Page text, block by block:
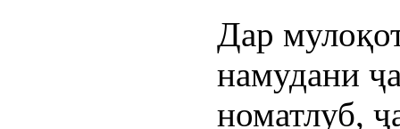
Дар
намудани
номатлуб,